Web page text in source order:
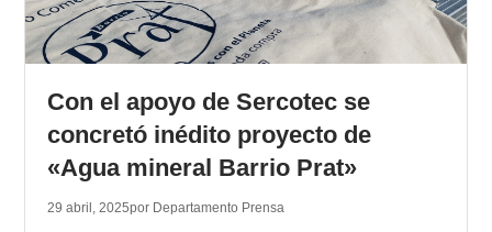
Con el apoyo de Sercotec se
concretó inédito proyecto de
«Agua mineral Barrio Prat»
29 abril, 2025por Departamento Prensa